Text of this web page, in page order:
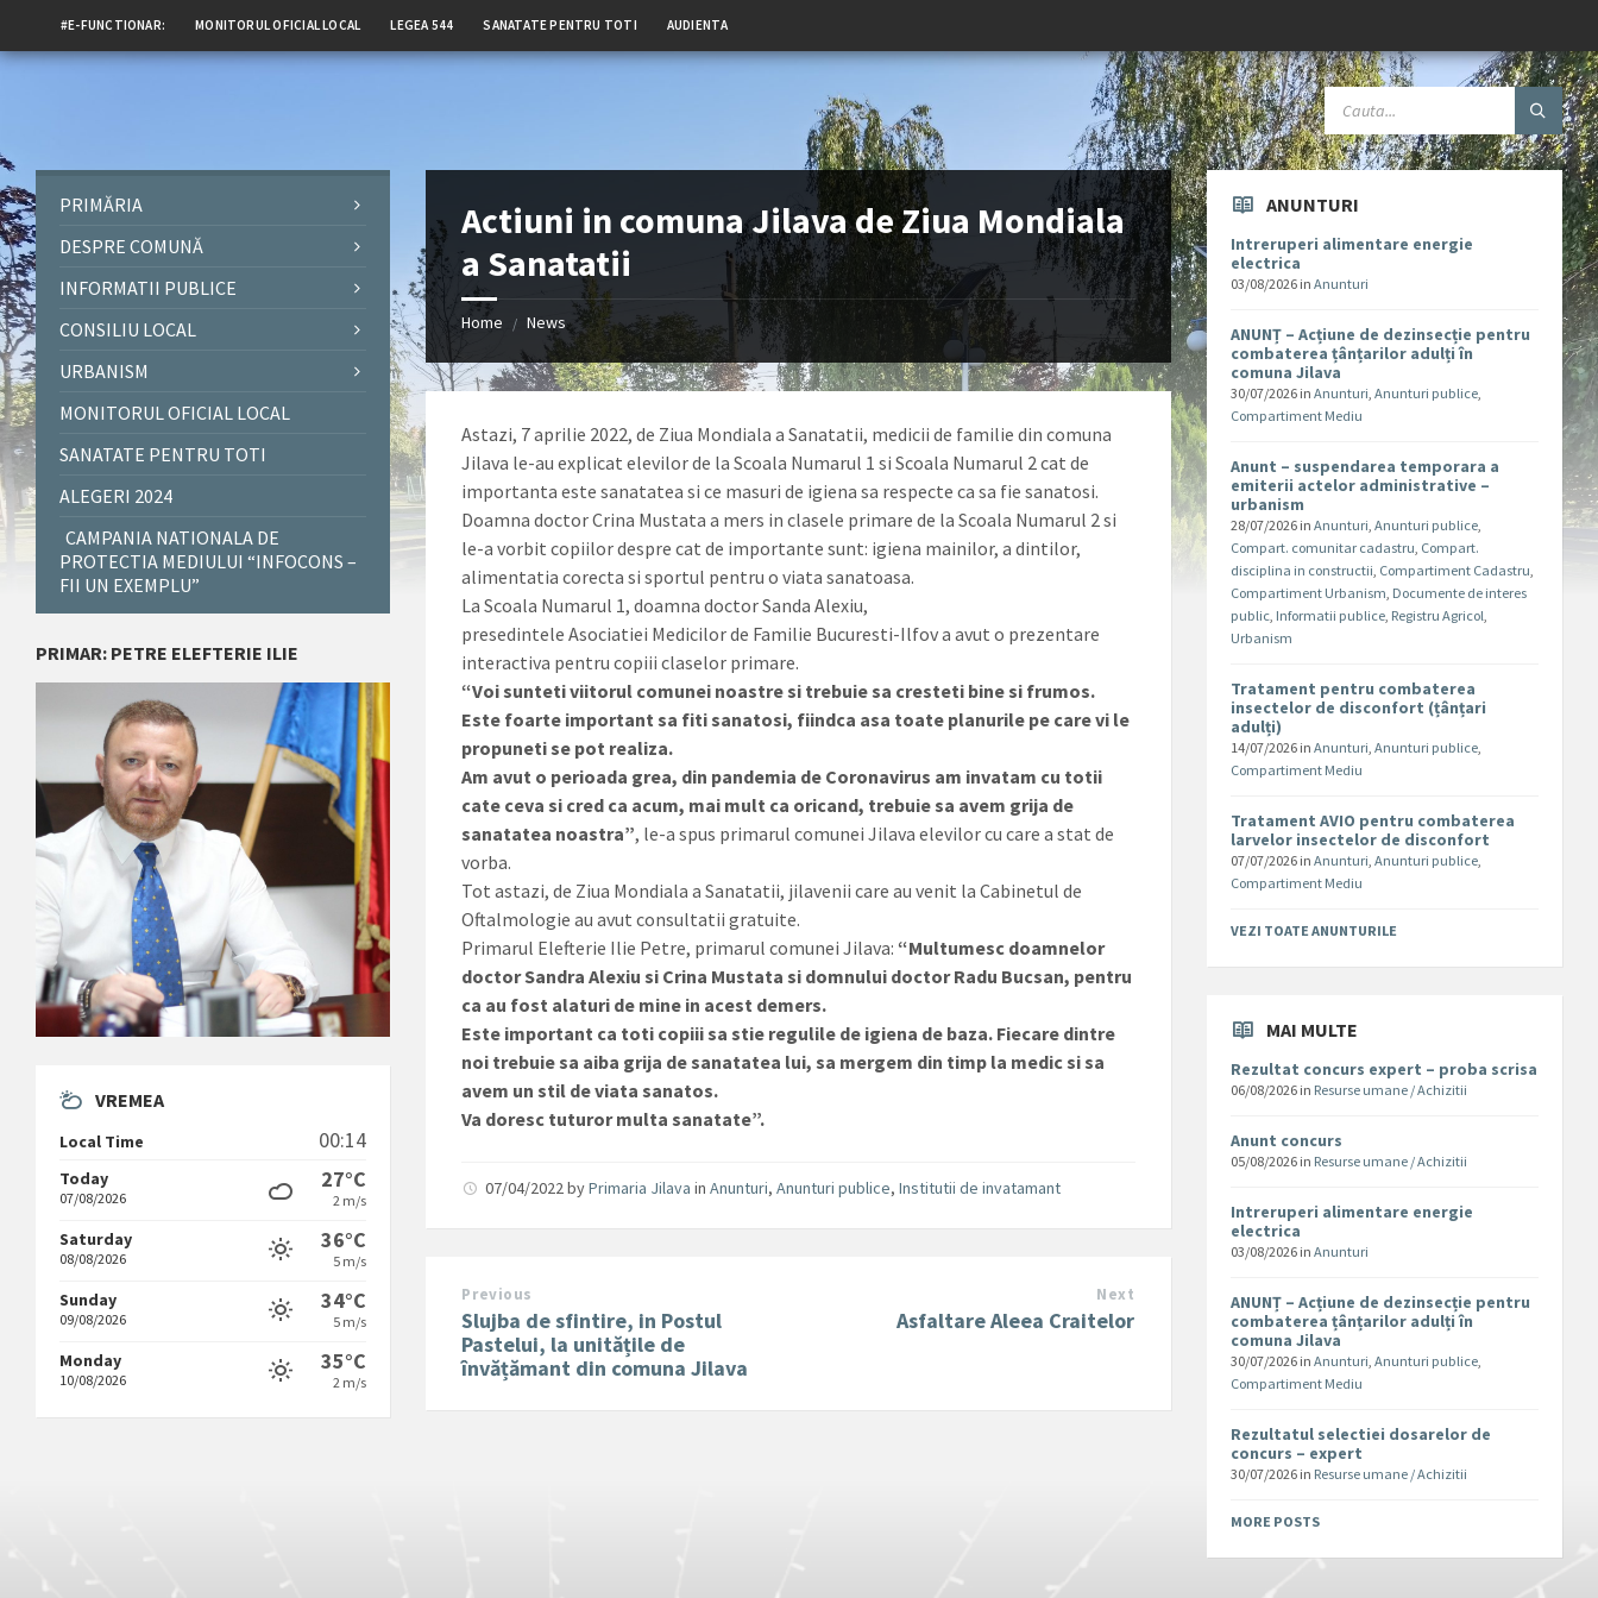
#E-FUNCTIONAR: MONITORUL OFICIAL LOCAL LEGEA 544 SANATATE PENTRU TOTI AUDIENTA
Actiuni in comuna Jilava de Ziua Mondiala
a Sanatatii
Home / News
Astazi, 7 aprilie 2022, de Ziua Mondiala a Sanatatii, medicii de familie din comuna
Jilava le-au explicat elevilor de la Scoala Numarul 1 si Scoala Numarul 2 cat de
importanta este sanatatea si ce masuri de igiena sa respecte ca sa fie sanatosi.
Doamna doctor Crina Mustata a mers in clasele primare de la Scoala Numarul 2 si
le-a vorbit copiilor despre cat de importante sunt: igiena mainilor, a dintilor,
alimentatia corecta si sportul pentru o viata sanatoasa.
La Scoala Numarul 1, doamna doctor Sanda Alexiu,
presedintele Asociatiei Medicilor de Familie Bucuresti-Ilfov a avut o prezentare
interactiva pentru copiii claselor primare.
“Voi sunteti viitorul comunei noastre si trebuie sa cresteti bine si frumos.
Este foarte important sa fiti sanatosi, fiindca asa toate planurile pe care vi le
propuneti se pot realiza.
Am avut o perioada grea, din pandemia de Coronavirus am invatam cu totii
cate ceva si cred ca acum, mai mult ca oricand, trebuie sa avem grija de
sanatatea noastra”, le-a spus primarul comunei Jilava elevilor cu care a stat de
vorba.
Tot astazi, de Ziua Mondiala a Sanatatii, jilavenii care au venit la Cabinetul de
Oftalmologie au avut consultatii gratuite.
Primarul Elefterie Ilie Petre, primarul comunei Jilava: “Multumesc doamnelor
doctor Sandra Alexiu si Crina Mustata si domnului doctor Radu Bucsan, pentru
ca au fost alaturi de mine in acest demers.
Este important ca toti copiii sa stie regulile de igiena de baza. Fiecare dintre
noi trebuie sa aiba grija de sanatatea lui, sa mergem din timp la medic si sa
avem un stil de viata sanatos.
Va doresc tuturor multa sanatate”.
07/04/2022byPrimaria Jilava inAnunturi,Anunturi publice,Institutii de invatamant
Previous
Slujba de sfintire, in Postul
Pastelui, la unitățile de
învățămant din comuna Jilava
Next
Asfaltare Aleea Craitelor
PRIMĂRIA
DESPRE COMUNĂ
INFORMATII PUBLICE
CONSILIU LOCAL
URBANISM
MONITORUL OFICIAL LOCAL
SANATATE PENTRU TOTI
ALEGERI 2024
CAMPANIA NATIONALA DE
PROTECTIA MEDIULUI “INFOCONS –
FII UN EXEMPLU”
PRIMAR: PETRE ELEFTERIE ILIE
VREMEA
Local Time 00:14
Today
07/08/2026
27°C
2 m/s
Saturday
08/08/2026
36°C
5 m/s
Sunday
09/08/2026
34°C
5 m/s
Monday
10/08/2026
35°C
2 m/s
ANUNTURI
Intreruperi alimentare energie
electrica
03/08/2026 inAnunturi
ANUNȚ – Acțiune de dezinsecție pentru
combaterea țânțarilor adulți în
comuna Jilava
30/07/2026 inAnunturi,Anunturi publice,
Compartiment Mediu
Anunt – suspendarea temporara a
emiterii actelor administrative –
urbanism
28/07/2026 inAnunturi,Anunturi publice,
Compart. comunitar cadastru, Compart.
disciplina in constructii, Compartiment Cadastru,
Compartiment Urbanism, Documente de interes
public, Informatii publice, Registru Agricol,
Urbanism
Tratament pentru combaterea
insectelor de disconfort (țânțari
adulți)
14/07/2026 inAnunturi,Anunturi publice,
Compartiment Mediu
Tratament AVIO pentru combaterea
larvelor insectelor de disconfort
07/07/2026 inAnunturi,Anunturi publice,
Compartiment Mediu
VEZI TOATE ANUNTURILE
MAI MULTE
Rezultat concurs expert – proba scrisa
06/08/2026 in Resurse umane / Achizitii
Anunt concurs
05/08/2026 in Resurse umane / Achizitii
Intreruperi alimentare energie
electrica
03/08/2026 inAnunturi
ANUNȚ – Acțiune de dezinsecție pentru
combaterea țânțarilor adulți în
comuna Jilava
30/07/2026 inAnunturi,Anunturi publice,
Compartiment Mediu
Rezultatul selectiei dosarelor de
concurs – expert
30/07/2026 in Resurse umane / Achizitii
MORE POSTS